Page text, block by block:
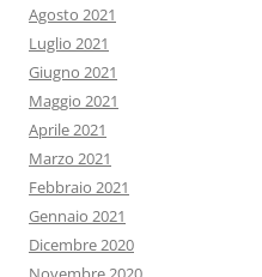
Agosto 2021
Luglio 2021
Giugno 2021
Maggio 2021
Aprile 2021
Marzo 2021
Febbraio 2021
Gennaio 2021
Dicembre 2020